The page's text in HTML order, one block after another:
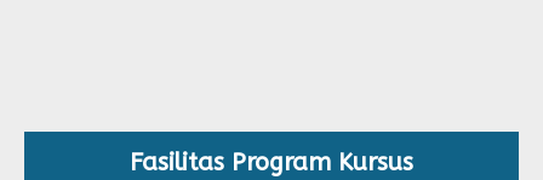
Fasilitas Program Kursus